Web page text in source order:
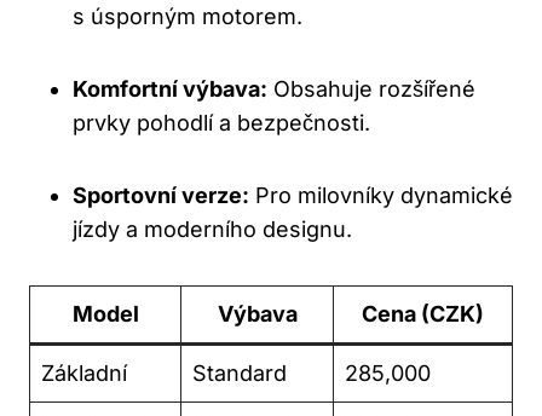
s úsporným motorem.
Komfortní výbava: Obsahuje rozšířené
prvky pohodlí a bezpečnosti.
Sportovní verze: Pro milovníky dynamické
jízdy a moderního designu.
Model Výbava Cena (CZK)
Základní Standard 285,000